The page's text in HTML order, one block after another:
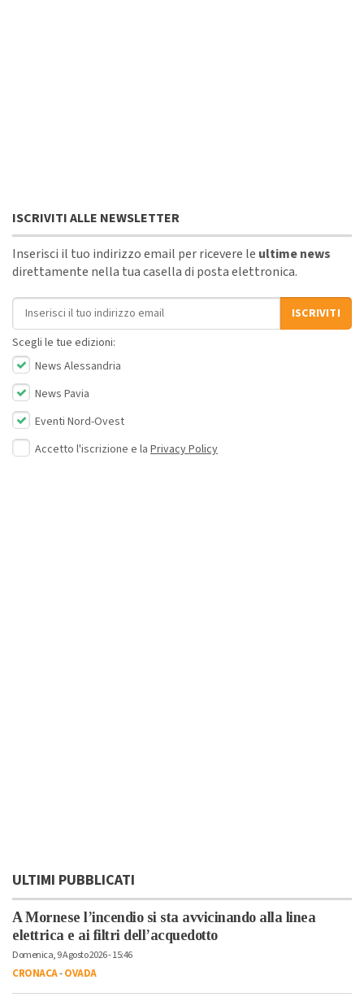
ISCRIVITI ALLE NEWSLETTER
Inserisci il tuo indirizzo email per ricevere le ultime news
direttamente nella tua casella di posta elettronica.
Indirizzo email
ISCRIVITI
Scegli le tue edizioni:
News Alessandria
News Pavia
Eventi Nord-Ovest
Accetto l'iscrizione e la Privacy Policy
ULTIMI PUBBLICATI
A Mornese l’incendio si sta avvicinando alla linea
elettrica e ai filtri dell’acquedotto
Domenica, 9 Agosto 2026 - 15:46
CRONACA-OVADA